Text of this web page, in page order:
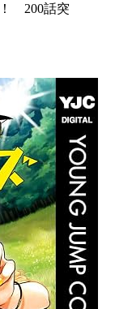
！ 200話突